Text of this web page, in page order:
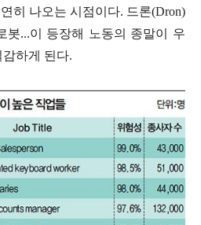
히 나오는 시점이다. 드론(Dron)
봇...이 등장해 노동의 종말이 우
감하게 된다.